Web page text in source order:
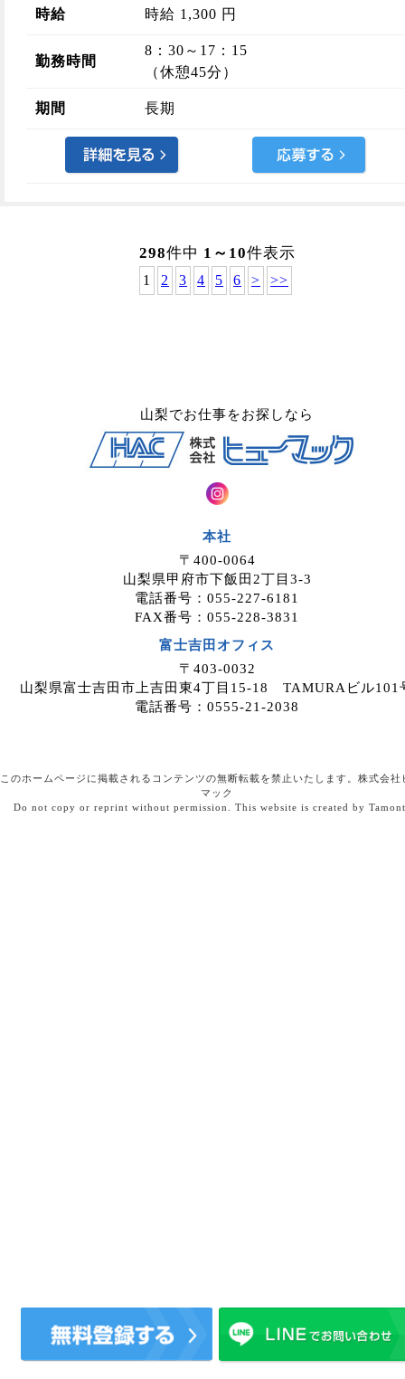
時給 時給 1,300 円
勤務時間
8：30～17：15
（休憩45分）
期間 長期
298件中 1～10件表示
1 2 3 4 5 6 > >>
山梨でお仕事をお探しなら
本社
〒400-0064
山梨県甲府市下飯田2丁目3-3
電話番号：055-227-6181
FAX番号：055-228-3831
富士吉田オフィス
〒403-0032
山梨県富士吉田市上吉田東4丁目15-18 TAMURAビル101
電話番号：0555-21-2038
このホームページに掲載されるコンテンツの無断転載を禁止いたします。株式会社
マック
Do not copy or reprint without permission. This website is created by